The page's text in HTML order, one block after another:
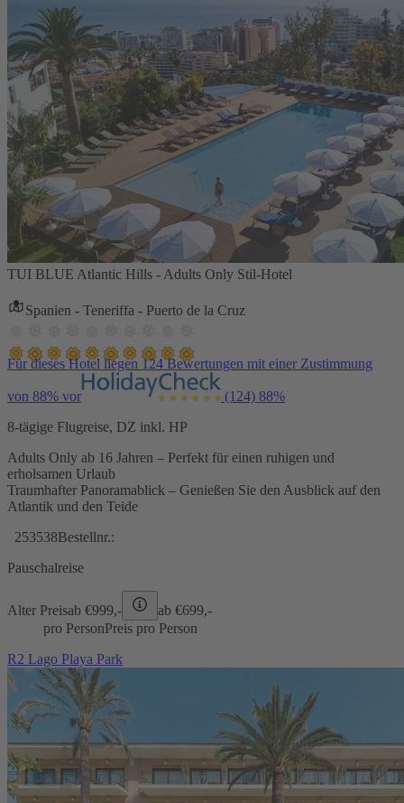
TUI BLUE Atlantic Hills - Adults Only Stil-Hotel
Spanien - Teneriffa - Puerto de la Cruz
Für dieses Hotel liegen 124 Bewertungen mit einer Zustimmung
von 88% vor (124) 88%
8-tägige Flugreise, DZ inkl. HP
Adults Only ab 16 Jahren – Perfekt für einen ruhigen und
erholsamen Urlaub
Traumhafter Panoramablick – Genießen Sie den Ausblick auf den
Atlantik und den Teide
253538Bestellnr.:
Pauschalreise
Alter Preisab €999,- ab €699,-
pro PersonPreis pro Person
R2 Lago Playa Park